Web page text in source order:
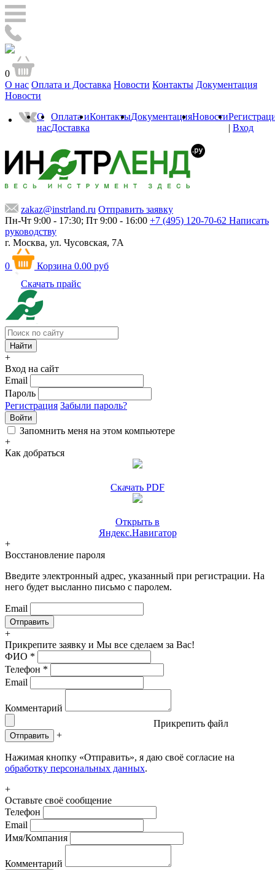
0
О нас Оплата и Доставка Новости Контакты Документация
Новости
О
нас
Оплата и
Доставка
КонтактыДокументацияНовости
| Вход
zakaz@instrland.ru Отправить заявку
Пн-Чт 9:00 - 17:30; Пт 9:00 - 16:00 +7 (495) 120-70-62 Написать
руководству
г. Москва, ул. Чусовская, 7А
0 Корзина 0.00 руб
Скачать прайс
+
Вход на сайт
Email
Пароль
Регистрация Забыли пароль?
Войти
Запомнить меня на этом компьютере
+
Как добраться
Скачать PDF
Открыть в
Яндекс.Навигатор
+
Восстановление пароля
Введите электронный адрес, указанный при регистрации. На
него будет высланно письмо с паролем.
Email
+
Прикрепите заявку и Мы все сделаем за Вас!
ФИО *
Телефон *
Email
Комментарий
Прикрепить файл
Отправить +
Нажимая кнопку «Отправить», я даю своё согласие на
обработку персональных данных.
+
Оставьте своё сообщение
Телефон
Email
Имя/Компания
Комментарий